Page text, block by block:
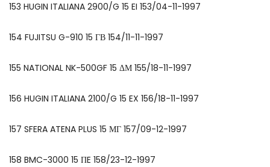
153 HUGIN ITALIANA 2900/G 15 EI 153/04-11-1997
154 FUJITSU G-910 15 ΓΒ 154/11-11-1997
155 NATIONAL NK-500GF 15 ΔΜ 155/18-11-1997
156 HUGIN ITALIANA 2100/G 15 EX 156/18-11-1997
157 SFERA ATENA PLUS 15 ΜΓ 157/09-12-1997
158 BMC-3000 15 ΠE 158/23-12-1997